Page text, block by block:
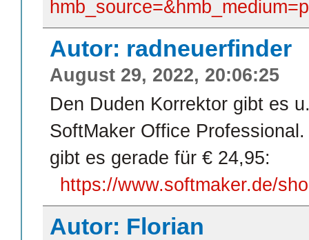
Autor: radneuerfinder
August 29, 2022, 20:06:25
Den Duden Korrektor gibt es
SoftMaker Office
gibt es gerade für € 24,95:
https://www.softmaker.de/
Autor: Florian